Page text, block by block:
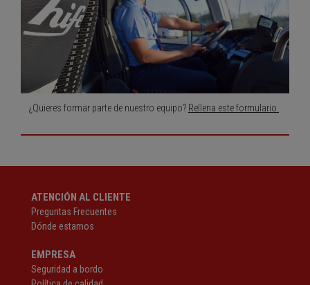
¿Quieres formar parte de nuestro equipo? Rellena este formulario.
ATENCIÓN AL CLIENTE
Preguntas Frecuentes
Dónde estamos
EMPRESA
Seguridad a bordo